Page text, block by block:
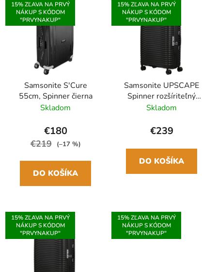
15% ZĽAVA NA PRVÝ
NÁKUP S KÓDOM
"PRVYNAKUP"
Samsonite S'Cure
55cm, Spinner čierna
Skladom
€180
€219 (–17 %)
DO KOŠÍKA
15% ZĽAVA NA PRVÝ
NÁKUP S KÓDOM
"PRVYNAKUP"
Samsonite UPSCAPE
Spinner rozšíriteľný
68cm Čierna
Skladom
€239
DO KOŠÍKA
15% ZĽAVA NA PRVÝ
NÁKUP S KÓDOM
"PRVYNAKUP"
15% ZĽAVA NA PRVÝ
NÁKUP S KÓDOM
"PRVYNAKUP"